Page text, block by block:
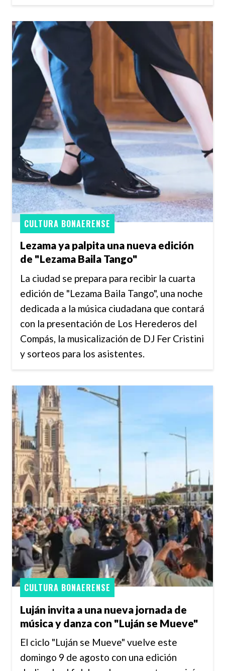
Lezama ya palpita una nueva edición
de "Lezama Baila Tango"
CULTURA BONAERENSE
La ciudad se prepara para recibir la cuarta
edición de "Lezama Baila Tango", una noche
dedicada a la música ciudadana que contará
con la presentación de Los Herederos del
Compás, la musicalización de DJ Fer Cristini
y sorteos para los asistentes.
Luján invita a una nueva jornada de
música y danza con "Luján se Mueve"
CULTURA BONAERENSE
El ciclo "Luján se Mueve" vuelve este
domingo 9 de agosto con una edición